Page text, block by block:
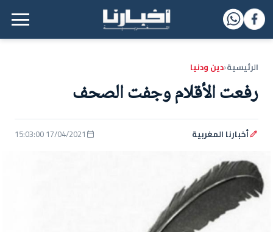
القائمة الرئيسية
الرئيسية‹دين ودنيا
رفعت الأقلام وجفت الصحف
أخبارنا المغربية 17/04/2021 15:03:00